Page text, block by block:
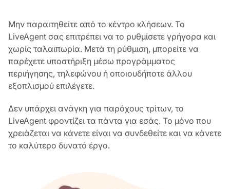
Μην παραιτηθείτε από το κέντρο κλήσεων. Το
LiveAgent σας επιτρέπει να το ρυθμίσετε γρήγορα και
χωρίς ταλαιπωρία. Μετά τη ρύθμιση, μπορείτε να
παρέχετε υποστήριξη μέσω προγράμματος
περιήγησης, τηλεφώνου ή οποιουδήποτε άλλου
εξοπλισμού επιλέγετε.
Δεν υπάρχει ανάγκη για παρόχους τρίτων, το
LiveAgent φροντίζει τα πάντα για εσάς. Το μόνο που
χρειάζεται να κάνετε είναι να συνδεθείτε και να κάνετε
το καλύτερο δυνατό έργο.